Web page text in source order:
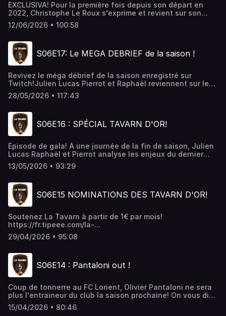
EXCLUSIVA! Pour la première fois depuis son départ en
2022, Christophe Le Roux s'exprime et revient sur son
parcours de dirigeant au FC Lorient commencé comme
scout et terminé comme directeur sportif! Sa vision du
ses regrets et ses satisfactions et enfin son avis sur
Alexandre Dujeux le nouvel entraineur du club!Soutenez
La Tavarn à partir de 1€ par mois! https://fr.tipeee.com/la-
12/06/2026 • 100:58
S06E17: Le MEGA DEBRIEF de la saison !
Revivez le méga débrief de la saison enregistré sur
Twitch!Julien Lucas Pierrot et Raphaël reviennent sur les
moments forts, le bilan joueur par joueur et le futur du FC
Lorient!
28/05/2026 • 117:43
S06E16 : SPÉCIAL TAVARN D'OR!
Épisode de gala! À une journée de la fin de saison, Julien
Lucas Raphaël et Pierrot analyse les enjeux du dernier
match et remettent les prestigieux Tavarn d'or, ces
trophées que le monde du football nous envie! Qui
épisode!Soutenez La Tavarn à partir de 1€ par mois!
https://fr.tipeee.com/la-tavarn
13/05/2026 • 93:29
S06E15 NOMINATIONS DES TAVARN D'OR!
Soutenez La Tavarn à partir de 1€ par mois!
https://fr.tipeee.com/la-
sera le MVP de la saison 2025-2026? Julien, Lucas,
pour les autres catégories: MIP, Kerlir d'Or, Révélation et
Flop de la saison!Au programme également un grand
débat: que penser de la fin de saison des merlus?
29/04/2026 • 95:08
S06E14 : Pantaloni out !
Coup de tonnerre au FC Lorient, Olivier Pantaloni ne sera
plus l'entraineur du club la saison prochaine! On vous dit
tout sur les raisons du départ du technicien corse! Julien,
Pierrot et Raphaël reviennent également sur les
15/04/2026 • 80:46